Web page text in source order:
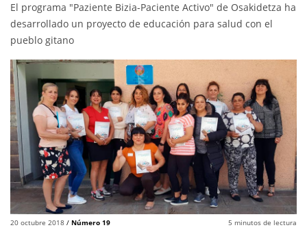
El programa "Paziente Bizia-Paciente Activo" de Osakidetza ha
desarrollado un proyecto de educación para salud con el
pueblo gitano
20 octubre 2018 / Número 19 5 minutos de lectura